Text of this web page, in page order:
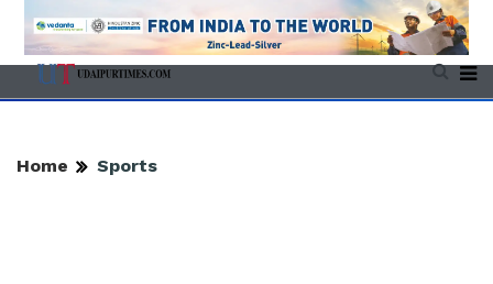
Home Sports